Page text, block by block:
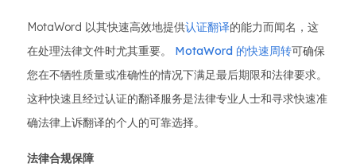
MotaWord 以其快速高效地提供认证翻译的能力而闻名，这
在处理法律文件时尤其重要。 MotaWord 的快速周转可确保
您在不牺牲质量或准确性的情况下满足最后期限和法律要求。
这种快速且经过认证的翻译服务是法律专业人士和寻求快速准
确法律上诉翻译的个人的可靠选择。
法律合规保障